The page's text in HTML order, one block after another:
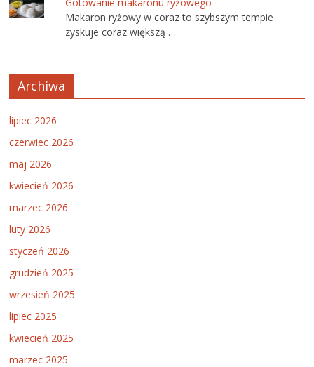
Makaron ryżowy w coraz to szybszym tempie
zyskuje coraz większą …
Archiwa
lipiec 2026
czerwiec 2026
maj 2026
kwiecień 2026
marzec 2026
luty 2026
styczeń 2026
grudzień 2025
wrzesień 2025
lipiec 2025
kwiecień 2025
marzec 2025